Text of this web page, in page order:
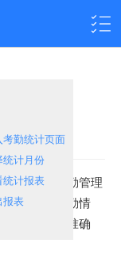
次数，为考勤管理
解员工的考勤情
理的效率和准确
考勤统计页面
统计月份
统计报表
报表